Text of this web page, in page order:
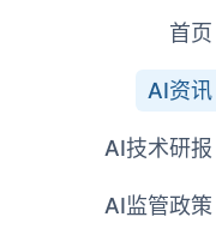
首页
AI资讯
AI技术研报
AI监管政策